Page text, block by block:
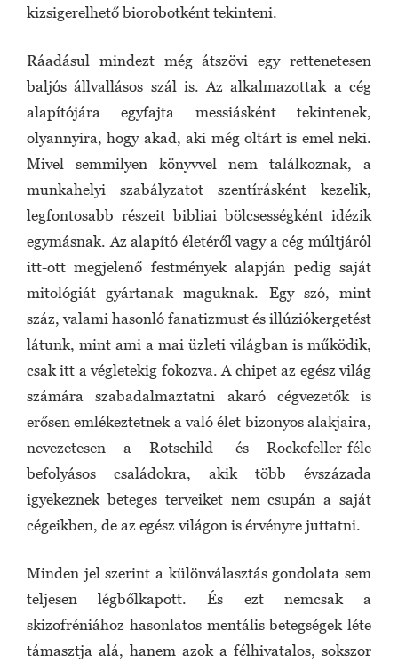
kizsigerelhető biorobotként tekinteni.
Ráadásul mindezt még átszövi egy rettenetesen
baljós állvallásos szál is. Az alkalmazottak a cég
alapítójára egyfajta messiásként tekintenek,
olyannyira, hogy akad, aki még oltárt is emel neki.
Mivel semmilyen könyvvel nem találkoznak, a
munkahelyi szabályzatot szentírásként kezelik,
legfontosabb részeit bibliai bölcsességként idézik
egymásnak. Az alapító életéről vagy a cég múltjáról
itt-ott megjelenő festmények alapján pedig saját
mitológiát gyártanak maguknak. Egy szó, mint
száz, valami hasonló fanatizmust és illúziókergetést
látunk, mint ami a mai üzleti világban is működik,
csak itt a végletekig fokozva. A chipet az egész világ
számára szabadalmaztatni akaró cégvezetők is
erősen emlékeztetnek a való élet bizonyos alakjaira,
nevezetesen a Rotschild- és Rockefeller-féle
befolyásos családokra, akik több évszázada
igyekeznek beteges terveiket nem csupán a saját
cégeikben, de az egész világon is érvényre juttatni.
Minden jel szerint a különválasztás gondolata sem
teljesen légbőlkapott. És ezt nemcsak a
skizofréniához hasonlatos mentális betegségek léte
támasztja alá, hanem azok a félhivatalos, sokszor